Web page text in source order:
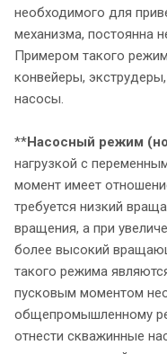
необходимого для
механизма, постоянна
Примером такого
конвейеры,
насосы.
**Насосный режим
нагрузкой с
момент имеет
требуется низкий
вращения, а при
более высокий
такого режима
пусковым моментом
общепромышленному
отнести скважинные